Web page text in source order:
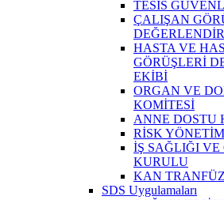
TESİS
ÇALIŞAN
HASTA VE
GÖRÜŞLERİ
EKİBİ
ORGAN VE
KOMİTESİ
ANNE DOSTU
RİSK
İŞ SAĞLIĞI
KURULU
KAN
SDS Uygulamaları